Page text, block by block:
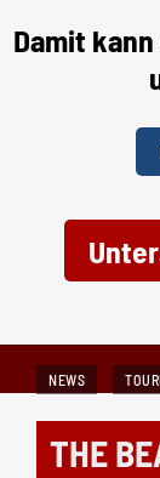
Damit
NEWS
THE